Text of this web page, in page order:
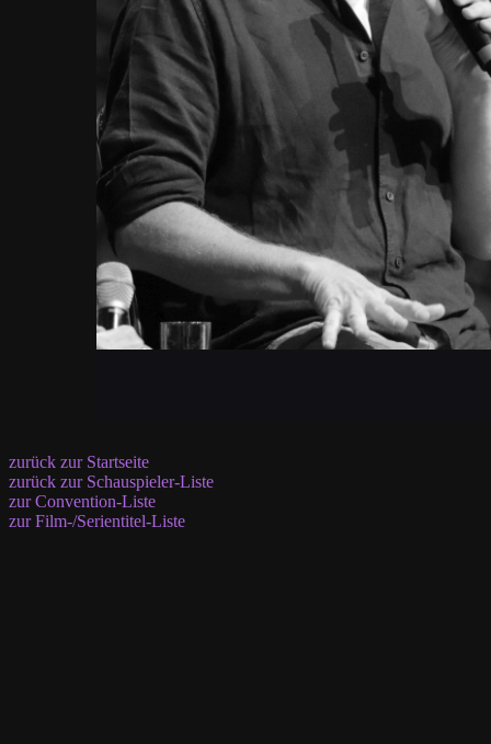
zurück zur Startseite
zurück zur Schauspieler-Liste
zur Convention-Liste
zur Film-/Serientitel-Liste